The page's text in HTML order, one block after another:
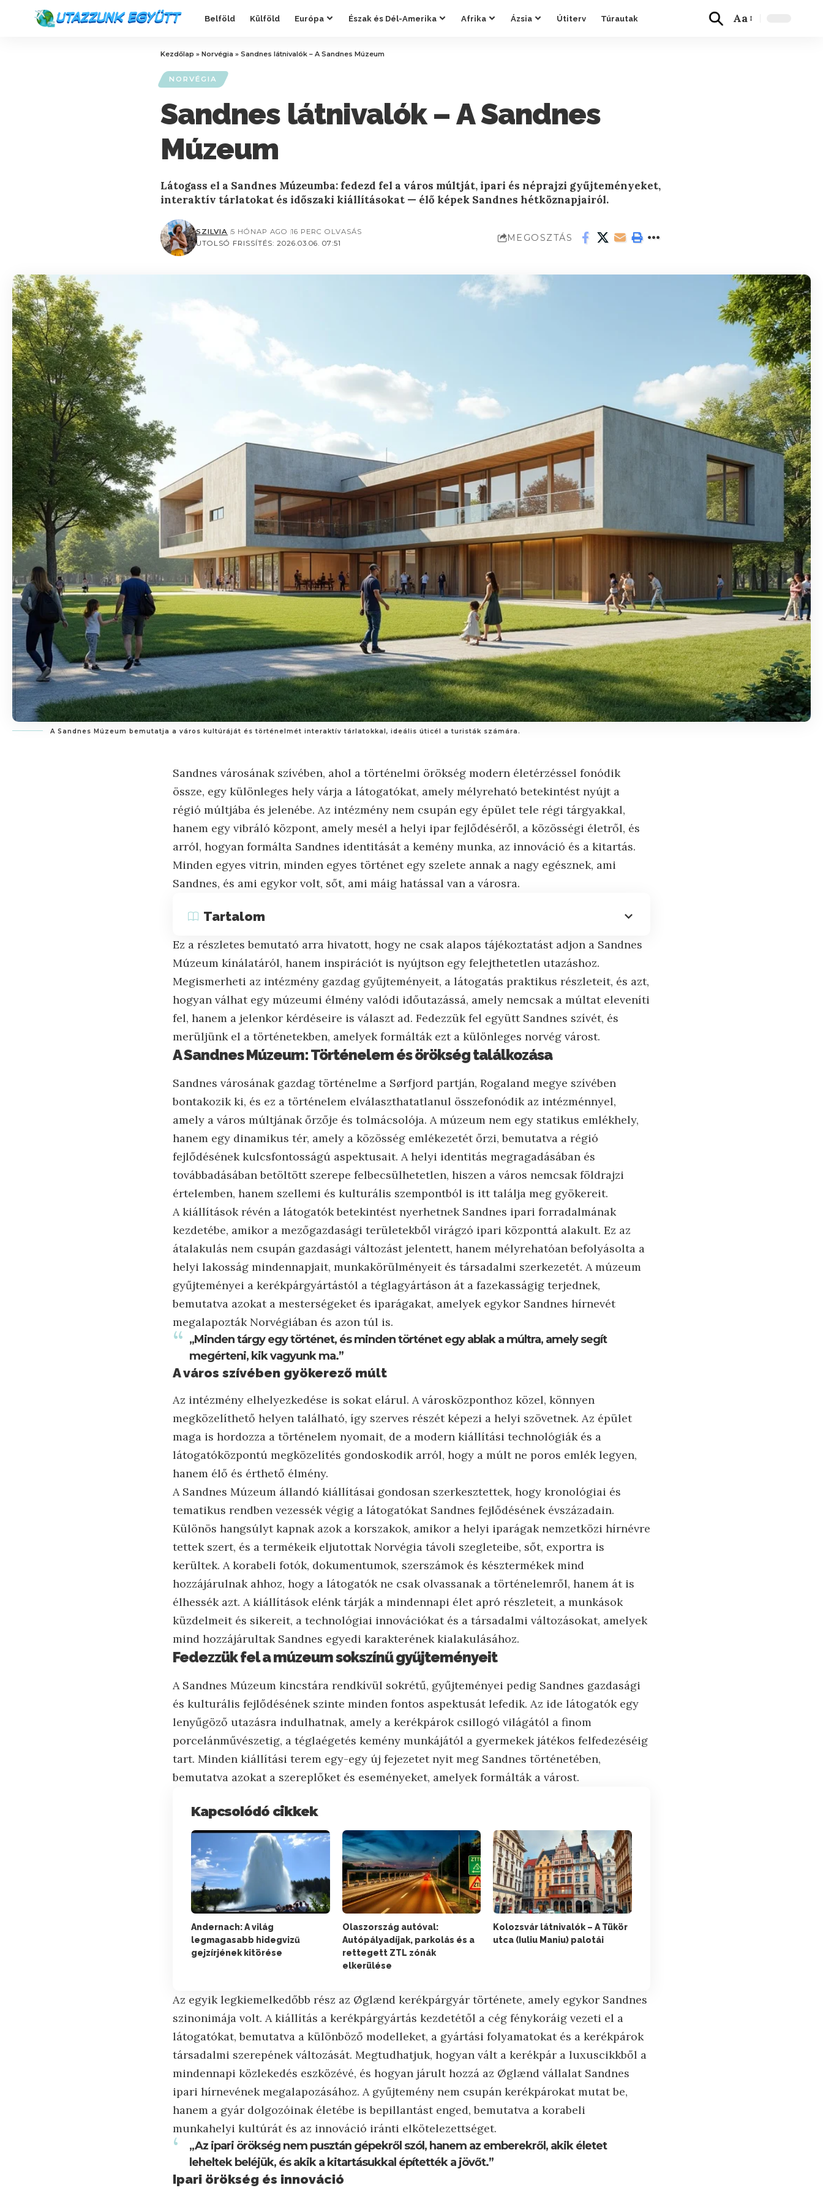
Belföld Külföld Európa Észak és Dél-Amerika Afrika Ázsia Útiterv Túrautak Aa
Kezdőlap » Norvégia » Sandnes látnivalók – A Sandnes Múzeum
NORVÉGIA
Sandnes látnivalók – A Sandnes
Múzeum
Látogass el a Sandnes Múzeumba: fedezd fel a város múltját, ipari és néprajzi gyűjteményeket,
interaktív tárlatokat és időszaki kiállításokat — élő képek Sandnes hétköznapjairól.
UTOLSÓ FRISSÍTÉS: 2026.03.06. 07:51
SZILVIA 5 HÓNAP AGO 16 PERC OLVASÁS
MEGOSZTÁS
A Sandnes Múzeum bemutatja a város kultúráját és történelmét interaktív tárlatokkal, ideális úticél a turisták számára.
Sandnes városának szívében, ahol a történelmi örökség modern életérzéssel fonódik
össze, egy különleges hely várja a látogatókat, amely mélyreható betekintést nyújt a
régió múltjába és jelenébe. Az intézmény nem csupán egy épület tele régi tárgyakkal,
hanem egy vibráló központ, amely mesél a helyi ipar fejlődéséről, a közösségi életről, és
arról, hogyan formálta Sandnes identitását a kemény munka, az innováció és a kitartás.
Minden egyes vitrin, minden egyes történet egy szelete annak a nagy egésznek, ami
Sandnes, és ami egykor volt, sőt, ami máig hatással van a városra.
Tartalom
Ez a részletes bemutató arra hivatott, hogy ne csak alapos tájékoztatást adjon a Sandnes
Múzeum kínálatáról, hanem inspirációt is nyújtson egy felejthetetlen utazáshoz.
Megismerheti az intézmény gazdag gyűjteményeit, a látogatás praktikus részleteit, és azt,
hogyan válhat egy múzeumi élmény valódi időutazássá, amely nemcsak a múltat eleveníti
fel, hanem a jelenkor kérdéseire is választ ad. Fedezzük fel együtt Sandnes szívét, és
merüljünk el a történetekben, amelyek formálták ezt a különleges norvég várost.
A Sandnes Múzeum: Történelem és örökség találkozása
Sandnes városának gazdag történelme a Sørfjord partján, Rogaland megye szívében
bontakozik ki, és ez a történelem elválaszthatatlanul összefonódik az intézménnyel,
amely a város múltjának őrzője és tolmácsolója. A múzeum nem egy statikus emlékhely,
hanem egy dinamikus tér, amely a közösség emlékezetét őrzi, bemutatva a régió
fejlődésének kulcsfontosságú aspektusait. A helyi identitás megragadásában és
továbbadásában betöltött szerepe felbecsülhetetlen, hiszen a város nemcsak földrajzi
értelemben, hanem szellemi és kulturális szempontból is itt találja meg gyökereit.
A kiállítások révén a látogatók betekintést nyerhetnek Sandnes ipari forradalmának
kezdetébe, amikor a mezőgazdasági területekből virágzó ipari központtá alakult. Ez az
átalakulás nem csupán gazdasági változást jelentett, hanem mélyrehatóan befolyásolta a
helyi lakosság mindennapjait, munkakörülményeit és társadalmi szerkezetét. A múzeum
gyűjteményei a kerékpárgyártástól a téglagyártáson át a fazekasságig terjednek,
bemutatva azokat a mesterségeket és iparágakat, amelyek egykor Sandnes hírnevét
megalapozták Norvégiában és azon túl is.
„Minden tárgy egy történet, és minden történet egy ablak a múltra, amely segít
megérteni, kik vagyunk ma.”
A város szívében gyökerező múlt
Az intézmény elhelyezkedése is sokat elárul. A városközponthoz közel, könnyen
megközelíthető helyen található, így szerves részét képezi a helyi szövetnek. Az épület
maga is hordozza a történelem nyomait, de a modern kiállítási technológiák és a
látogatóközpontú megközelítés gondoskodik arról, hogy a múlt ne poros emlék legyen,
hanem élő és érthető élmény.
A Sandnes Múzeum állandó kiállításai gondosan szerkesztettek, hogy kronológiai és
tematikus rendben vezessék végig a látogatókat Sandnes fejlődésének évszázadain.
Különös hangsúlyt kapnak azok a korszakok, amikor a helyi iparágak nemzetközi hírnévre
tettek szert, és a termékeik eljutottak Norvégia távoli szegleteibe, sőt, exportra is
kerültek. A korabeli fotók, dokumentumok, szerszámok és késztermékek mind
hozzájárulnak ahhoz, hogy a látogatók ne csak olvassanak a történelemről, hanem át is
élhessék azt. A kiállítások elénk tárják a mindennapi élet apró részleteit, a munkások
küzdelmeit és sikereit, a technológiai innovációkat és a társadalmi változásokat, amelyek
mind hozzájárultak Sandnes egyedi karakterének kialakulásához.
Fedezzük fel a múzeum sokszínű gyűjteményeit
A Sandnes Múzeum kincstára rendkívül sokrétű, gyűjteményei pedig Sandnes gazdasági
és kulturális fejlődésének szinte minden fontos aspektusát lefedik. Az ide látogatók egy
lenyűgöző utazásra indulhatnak, amely a kerékpárok csillogó világától a finom
porcelánművészetig, a téglaégetés kemény munkájától a gyermekek játékos felfedezéséig
tart. Minden kiállítási terem egy-egy új fejezetet nyit meg Sandnes történetében,
bemutatva azokat a szereplőket és eseményeket, amelyek formálták a várost.
Kapcsolódó cikkek
Andernach: A világ
legmagasabb hidegvizű
gejzírjének kitörése
Olaszország autóval:
Autópályadíjak, parkolás és a
rettegett ZTL zónák
elkerülése
Kolozsvár látnivalók – A Tükör
utca (Iuliu Maniu) palotái
Az egyik legkiemelkedőbb rész az Øglænd kerékpárgyár története, amely egykor Sandnes
szinonimája volt. A kiállítás a kerékpárgyártás kezdetétől a cég fénykoráig vezeti el a
látogatókat, bemutatva a különböző modelleket, a gyártási folyamatokat és a kerékpárok
társadalmi szerepének változását. Megtudhatjuk, hogyan vált a kerékpár a luxuscikkből a
mindennapi közlekedés eszközévé, és hogyan járult hozzá az Øglænd vállalat Sandnes
ipari hírnevének megalapozásához. A gyűjtemény nem csupán kerékpárokat mutat be,
hanem a gyár dolgozóinak életébe is bepillantást enged, bemutatva a korabeli
munkahelyi kultúrát és az innováció iránti elkötelezettséget.
„Az ipari örökség nem pusztán gépekről szól, hanem az emberekről, akik életet
leheltek beléjük, és akik a kitartásukkal építették a jövőt.”
Ipari örökség és innováció